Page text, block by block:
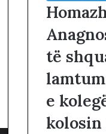
të
e
kolosin
s
h
o
n
n
ë
r
r